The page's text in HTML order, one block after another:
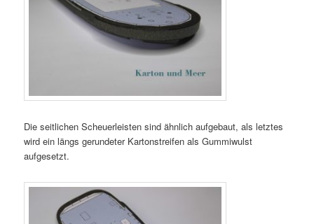
Die seitlichen Scheuerleisten sind ähnlich aufgebaut, als letztes
wird ein längs gerundeter Kartonstreifen als Gummiwulst
aufgesetzt.